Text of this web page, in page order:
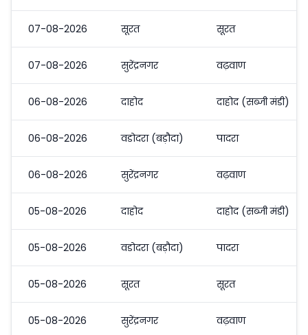
07-08-2026 सूरत सूरत
07-08-2026 सुरेंद्रनगर वढ़वाण
06-08-2026 दाहोद दाहोद (सब्जी मंडी)
06-08-2026 वडोदरा (बड़ौदा) पादरा
06-08-2026 सुरेंद्रनगर वढ़वाण
05-08-2026 दाहोद दाहोद (सब्जी मंडी)
05-08-2026 वडोदरा (बड़ौदा) पादरा
05-08-2026 सूरत सूरत
05-08-2026 सुरेंद्रनगर वढ़वाण